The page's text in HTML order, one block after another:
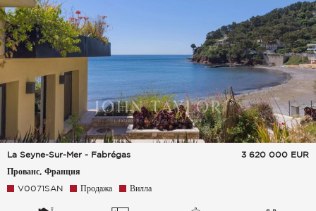
La Seyne-Sur-Mer - Fabrégas
Прованс, Франция
3 620 000 EUR
V0071SAN Продажа Вилла